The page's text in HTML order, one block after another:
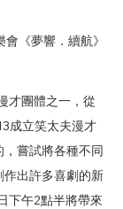
《夢響．續航》
才團體之一，從
成立笑太夫漫才
嘗試將各種不同
作出許多喜劇的新
下午2點半將帶來